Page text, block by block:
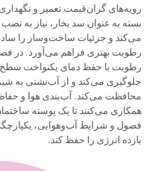
رویه‌های گران‌قیمت تعمیر و
بسته به عنوان سد بخار، نیاز به
می‌کند و جزئیات ساخت‌وساز را
رطوبت بهتری فراهم می‌آورد. در
رطوبت با حفظ دمای یکنواخت
جلوگیری می‌کند و از آب‌نشتی به
محافظت می‌کند. آب‌بندی هوا و
همکاری می‌کنند تا یک پوسته
فصول و شرایط آب‌وهوایی،
بازده انرژی را حفظ کند.